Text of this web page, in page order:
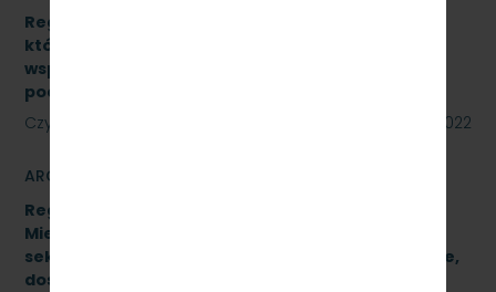
Regulamin udzielania zamówień publicznych,
których wartość jest niższa niż 130 000 zł netto,
współfinansowanych z środków pomocowych,
pochodzących z Funduszy UE
Czytaj dalej
23 sierpnia 2022
ARCHIWUM
Regulamin Udzielania przez PKP Szybka Kolej
Miejska w Trójmieście Sp. z o.o. zamówień
sektorowych podprogowych na roboty budowlane,
dostawy i usługi